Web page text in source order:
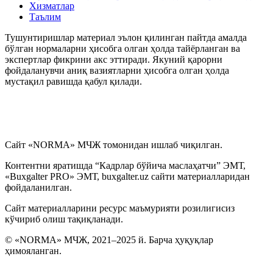
Иш ҳақидан ушлаб қолиш ва ажратмалар
Кадрларга доир ҳужжатлар
Карантин
Меҳнат низолари
Якка тартибдаги тадбиркор
ЯММТ
Ҳарбий хизматга мажбурларни рўйхатга олиш
Хизматлар
Таълим
Тушунтиришлар материал эълон қилинган пайтда амалда
бўлган нормаларни ҳисобга олган ҳолда тайёрланган ва
экспертлар фикрини акс эттиради. Якуний қарорни
фойдаланувчи аниқ вазиятларни ҳисобга олган ҳолда
мустақил равишда қабул қилади.
Сайт «NORMA» МЧЖ томонидан ишлаб чиқилган.
Контентни яратишда “Кадрлар бўйича маслаҳатчи” ЭМТ,
«Buxgalter PRO» ЭМТ, buxgalter.uz сайти материалларидан
фойдаланилган.
Сайт материалларини ресурс маъмурияти розилигисиз
кўчириб олиш тақиқланади.
© «NORMA» МЧЖ, 2021–2025 й. Барча ҳуқуқлар
ҳимояланган.